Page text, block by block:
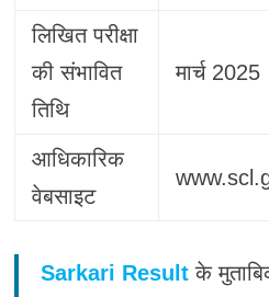
लिखित परीक्षा
की संभावित
तिथि
मार्च 2025
आधिकारिक
वेबसाइट
Sarkari Result के